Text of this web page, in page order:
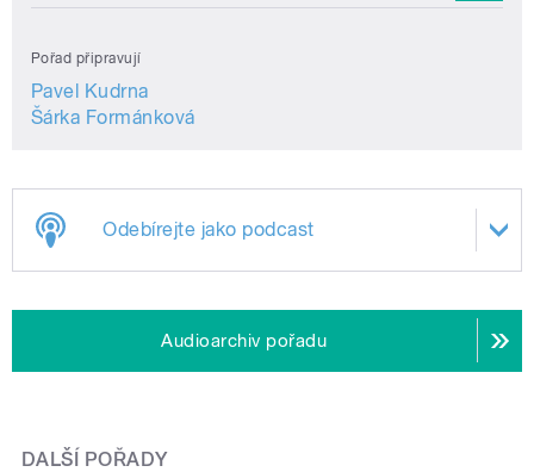
Pořad připravují
Pavel Kudrna
Šárka Formánková
Odebírejte jako podcast
Audioarchiv pořadu
DALŠÍ POŘADY